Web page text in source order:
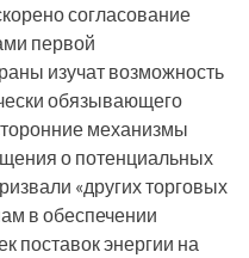
согласование
первой
изучат возможность
обязывающего
механизмы
о потенциальных
«других торговых
в обеспечении
поставок энергии на